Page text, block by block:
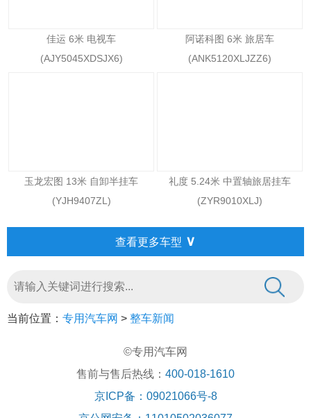
佳运 6米 电视车
(AJY5045XDSJX6)
阿诺科图 6米 旅居车
(ANK5120XLJZZ6)
玉龙宏图 13米 自卸半挂车
(YJH9407ZL)
礼度 5.24米 中置轴旅居挂车
(ZYR9010XLJ)
查看更多车型 ∨
当前位置： 专用汽车网 > 整车新闻
©专用汽车网
售前与售后热线： 400-018-1610
京ICP备：09021066号-8